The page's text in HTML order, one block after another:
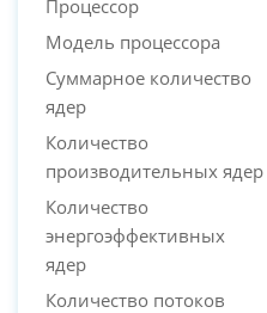
Процессор
Модель процессора
Суммарное количество
ядер
Количество
производительных ядер
Количество
энергоэффективных
ядер
Количество потоков